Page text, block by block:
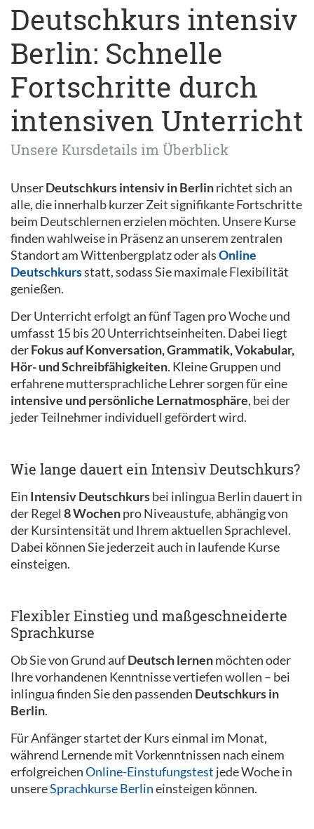
Deutschkurs intensiv
Berlin: Schnelle
Fortschritte durch
intensiven Unterricht
Unsere Kursdetails im Überblick
UnserDeutschkurs intensiv in Berlinrichtet sich an
alle, die innerhalb kurzer Zeit signifikante Fortschritte
beim Deutschlernen erzielen möchten. Unsere Kurse
finden wahlweise in Präsenz an unserem zentralen
Standort am Wittenbergplatz oder alsOnline
Deutschkursstatt, sodass Sie maximale Flexibilität
genießen.
Der Unterricht erfolgt an fünf Tagen pro Woche und
umfasst 15 bis 20 Unterrichtseinheiten. Dabei liegt
derFokus auf Konversation, Grammatik, Vokabular,
Hör- und Schreibfähigkeiten. Kleine Gruppen und
erfahrene muttersprachliche Lehrer sorgen für eine
intensive und persönliche Lernatmosphäre, bei der
jeder Teilnehmer individuell gefördert wird.
Wie lange dauert ein Intensiv Deutschkurs?
Ein Intensiv Deutschkursbei inlingua Berlin dauert in
der Regel 8 Wochenpro Niveaustufe, abhängig von
der Kursintensität und Ihrem aktuellen Sprachlevel.
Dabei können Sie jederzeit auch in laufende Kurse
einsteigen.
Flexibler Einstieg und maßgeschneiderte
Sprachkurse
Ob Sie von Grund aufDeutsch lernenmöchten oder
Ihre vorhandenen Kenntnisse vertiefen wollen – bei
inlingua finden Sie den passenden Deutschkurs in
Berlin.
Für Anfänger startet der Kurs einmal im Monat,
während Lernende mit Vorkenntnissen nach einem
erfolgreichenOnline-Einstufungstest jede Woche in
unsereSprachkurse Berlineinsteigen können.